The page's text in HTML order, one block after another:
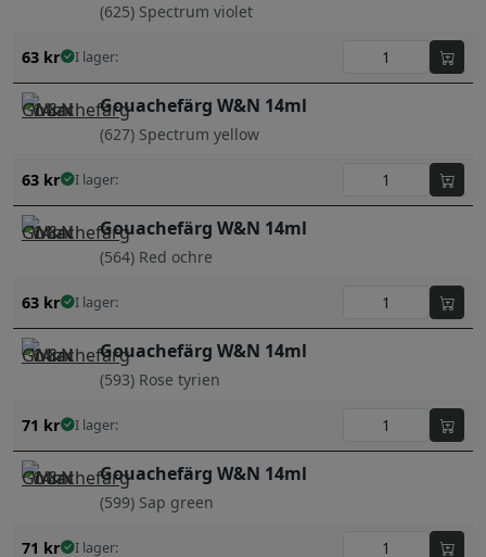
(625) Spectrum violet
63 kr I lager:
Gouachefärg W&N 14ml
(627) Spectrum yellow
63 kr I lager:
Gouachefärg W&N 14ml
(564) Red ochre
63 kr I lager:
Gouachefärg W&N 14ml
(593) Rose tyrien
71 kr I lager:
Gouachefärg W&N 14ml
(599) Sap green
71 kr I lager: